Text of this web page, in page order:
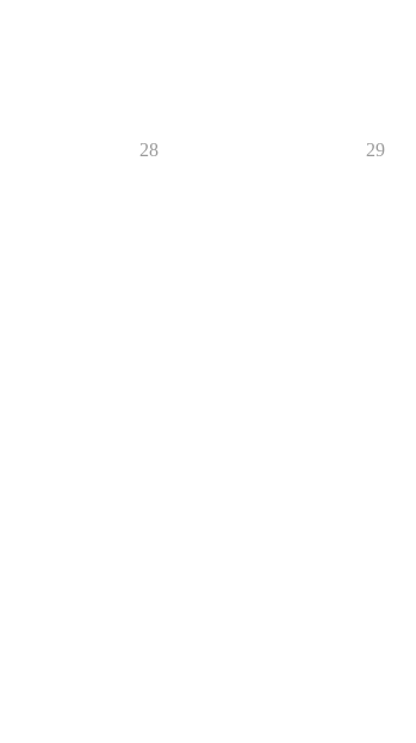
28 29